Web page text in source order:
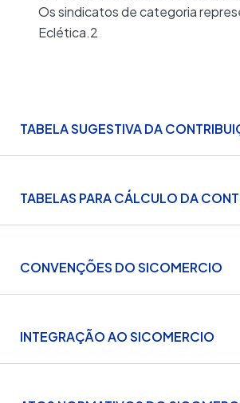
Os sindicatos de categoria
Eclética.2
TABELA SUGESTIVA DA
TABELAS PARA CÁLCULO DA
CONVENÇÕES DO SICOMERCIO
INTEGRAÇÃO AO SICOMERCIO